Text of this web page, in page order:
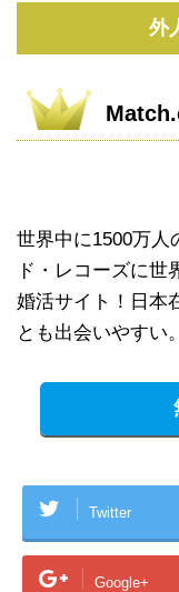
外
世界中に1500万人
ド・レコーズに世
婚活サイト！日本
とも出会いやすい。
Twitter
Google+